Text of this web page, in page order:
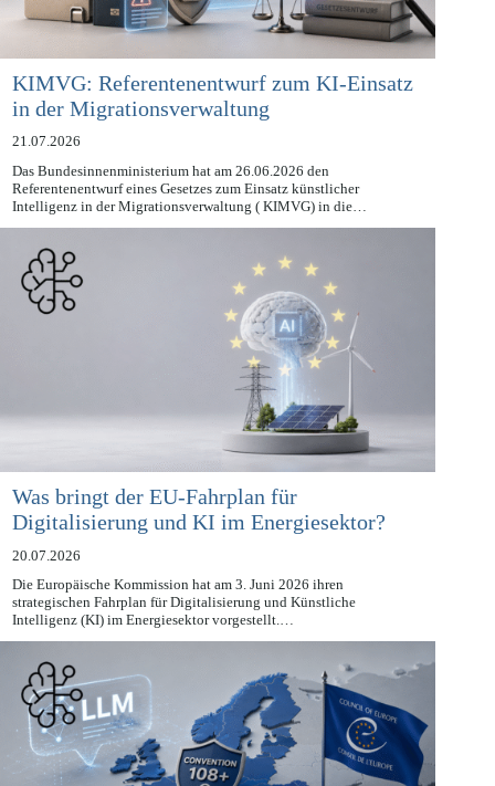
KIMVG: Referentenentwurf zum KI-Einsatz
in der Migrationsverwaltung
21.07.2026
Das Bundesinnenministerium hat am 26.06.2026 den
Referentenentwurf eines Gesetzes zum Einsatz künstlicher
Intelligenz in der Migrationsverwaltung ( KIMVG) in die…
Was bringt der EU-Fahrplan für
Digitalisierung und KI im Energiesektor?
20.07.2026
Die Europäische Kommission hat am 3. Juni 2026 ihren
strategischen Fahrplan für Digitalisierung und Künstliche
Intelligenz (KI) im Energiesektor vorgestellt.…